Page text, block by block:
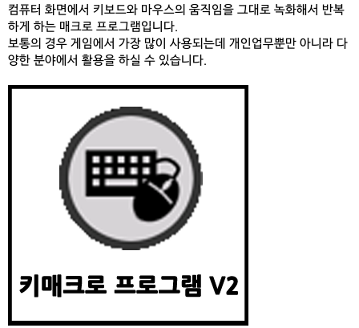
컴퓨터 화면에서 키보드와 마우스의 움직임을 그대로 녹화해서 반복
하게 하는 매크로 프로그램입니다.
보통의 경우 게임에서 가장 많이 사용되는데 개인업무뿐만 아니라 다
양한 분야에서 활용을 하실 수 있습니다.